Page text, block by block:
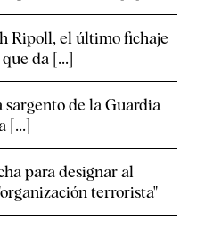
Ripoll, el último fichaje
da [...]
sargento de la Guardia
[...]
para designar al
terrorista"